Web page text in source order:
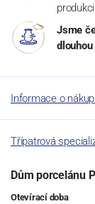
Jsme
Informace o
Třípatrová
Dům porcelánu
Otevírací doba